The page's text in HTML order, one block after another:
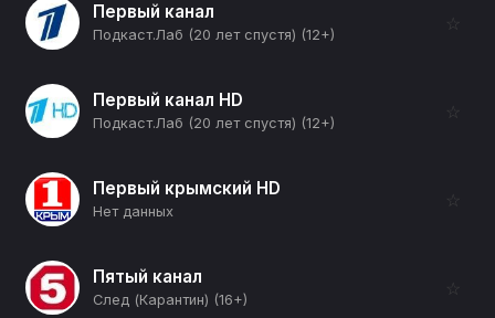
Первый канал
Подкаст.Лаб (20 лет спустя) (12+)
☆
Первый канал HD
Подкаст.Лаб (20 лет спустя) (12+)
☆
Первый крымский HD
Нет данных
☆
Пятый канал
След (Карантин) (16+)
☆